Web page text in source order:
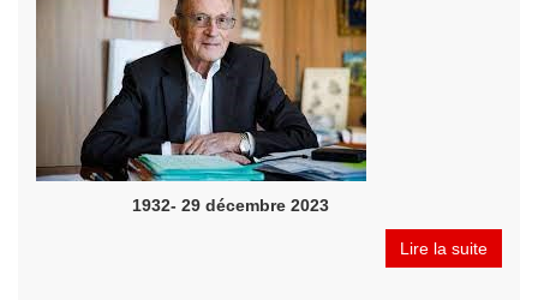
1932- 29 décembre 2023
Lire la suite